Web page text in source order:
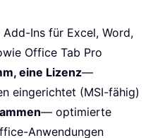
Ins für Excel, Word,
Office Tab Pro
eine Lizenz—
eingerichtet (MSI-fähig)
— optimierte
Anwendungen